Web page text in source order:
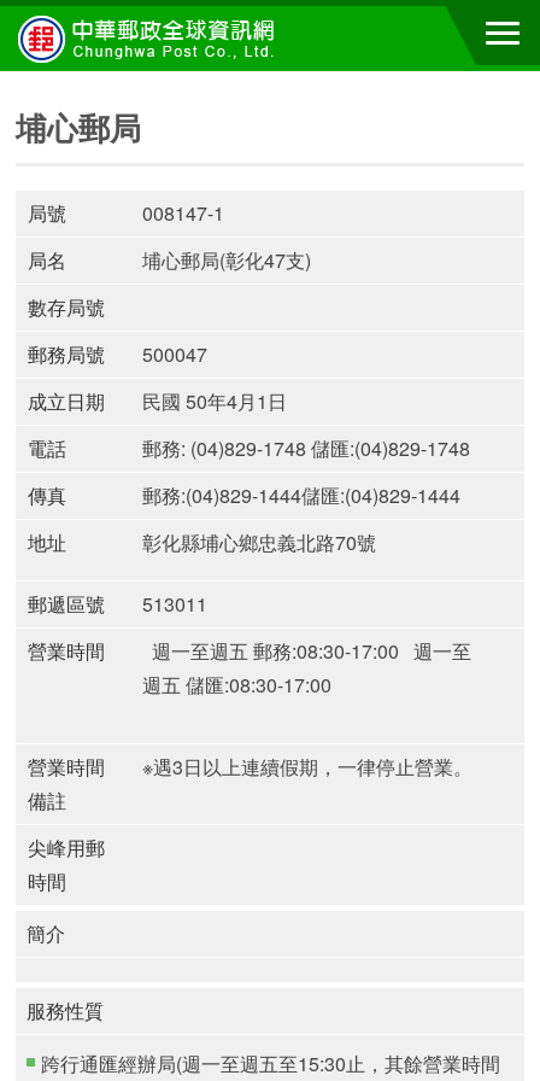
埔心郵局
局號
008147-1
局名
埔心郵局(彰化47支)
數存局號
郵務局號
500047
成立日期
民國 50年4月1日
電話
郵務: (04)829-1748 儲匯:(04)829-1748
傳真
郵務:(04)829-1444儲匯:(04)829-1444
地址
彰化縣埔心鄉忠義北路70號
郵遞區號
513011
營業時間
週一至週五 郵務:08:30-17:00 週一至
週五 儲匯:08:30-17:00
營業時間
備註
※遇3日以上連續假期，一律停止營業。
尖峰用郵
時間
簡介
服務性質
跨行通匯經辦局(週一至週五至15:30止，其餘營業時間